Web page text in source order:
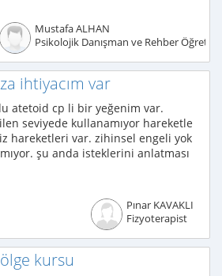
Mustafa ALHAN
Psikolojik Danışman ve Rehber
ihtiyacım var
atetoid cp li bir yeğenim var.
seviyede kullanamıyor hareketle
hareketleri var. zihinsel engeli yok
şu anda isteklerini anlatması
Pınar KAVAKLI
Fizyoterapist
kursu